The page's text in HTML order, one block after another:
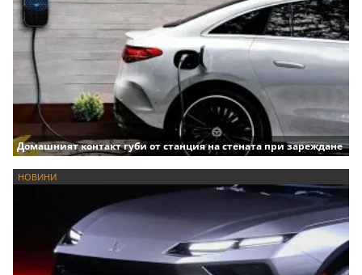
Домашният контакт губи от станция на стената при зареждане
НОВИНИ